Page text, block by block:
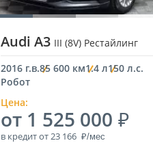
Audi A3 III (8V) Рестайлинг
2016 г.в.85 600 км1.4 л150 л.с.
Робот
Цена:
от 1 525 000
в кредитот 23 166